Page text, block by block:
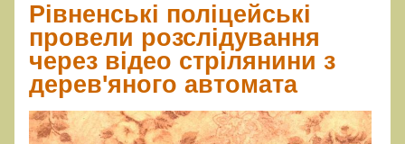
Рівненські поліцейські
провели розслідування
через відео стрілянини з
дерев'яного автомата